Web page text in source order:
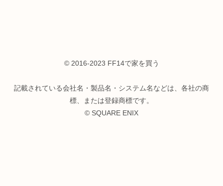
© 2016-2023 FF14で家を買う
記載されている会社名・製品名・システム名などは、各社の商
標、または登録商標です。
© SQUARE ENIX